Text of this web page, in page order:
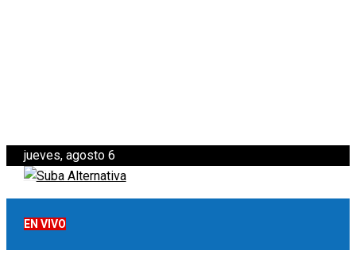
jueves, agosto 6
EN VIVO